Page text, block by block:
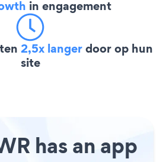
in engagement
2,5x langerdoor op hun
site
has an app